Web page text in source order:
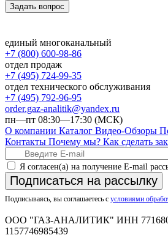
Задать вопрос
единый многоканальный
+7 (800) 600-98-86
отдел продаж
+7 (495) 724-99-35
отдел технического обслуживания
+7 (495) 792-96-95
order.gaz-analitik@yandex.ru
пн—пт 08:30—17:30 (МСК)
О компании Каталог Видео-Обзоры
Контакты Почему мы? Как сделать
Я согласен(а) на получение E-mail
Подписаться на рассылку
Подписываясь, вы соглашаетесь с условиями
ООО "ГАЗ-АНАЛИТИК" ИНН
1157746985439